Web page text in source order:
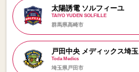
太陽誘電 ソルフィーユ
TAIYO YUDEN SOLFILLE
群馬県高崎市
戸田中央 メディックス埼玉
Toda Medics
埼玉県戸田市